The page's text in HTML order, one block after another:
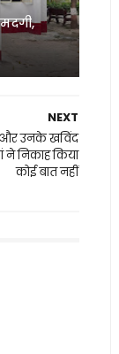
NEXT
और उनके खविंद
ने निकाह किया
कोई बात नहीं